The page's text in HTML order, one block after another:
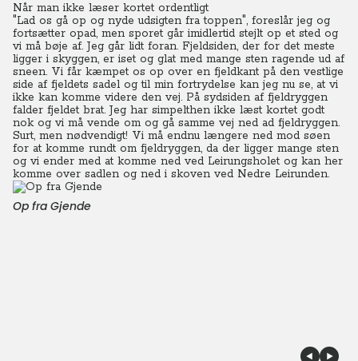
Når man ikke læser kortet ordentligt
"Lad os gå op og nyde udsigten fra toppen", foreslår jeg og
fortsætter opad, men sporet går imidlertid stejlt op et sted og
vi må bøje af. Jeg går lidt foran. Fjeldsiden, der for det meste
ligger i skyggen, er iset og glat med mange sten ragende ud af
sneen. Vi får kæmpet os op over en fjeldkant på den vestlige
side af fjeldets sadel og til min fortrydelse kan jeg nu se, at vi
ikke kan komme videre den vej. På sydsiden af fjeldryggen
falder fjeldet brat. Jeg har simpelthen ikke læst kortet godt
nok og vi må vende om og gå samme vej ned ad fjeldryggen.
Surt, men nødvendigt! Vi må endnu længere ned mod søen
for at komme rundt om fjeldryggen, da der ligger mange sten
og vi ender med at komme ned ved Leirungsholet og kan her
komme over sadlen og ned i skoven ved Nedre Leirunden.
Op fra Gjende